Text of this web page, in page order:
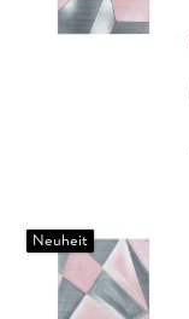
Neuheit